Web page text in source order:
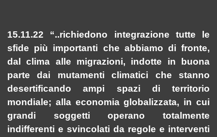
15.11.22 “..richiedono integrazione tutte le
sfide più importanti che abbiamo di fronte,
dal clima alle migrazioni, indotte in buona
parte dai mutamenti climatici che stanno
desertificando ampi spazi di territorio
mondiale; alla economia globalizzata, in cui
grandi soggetti operano totalmente
indifferenti e svincolati da regole e interventi